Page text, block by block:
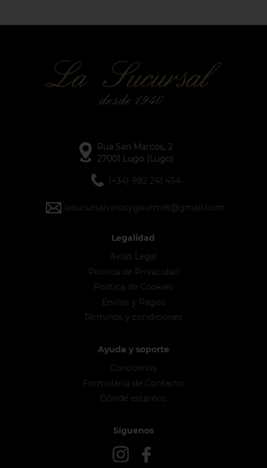
Rúa San Marcos, 2
27001 Lugo (Lugo)
(+34) 982 241 454
lasucursalvinosygourmet@gmail.com
Legalidad
Aviso Legal
Política de Privacidad
Política de Cookies
Envíos y Pagos
Términos y condiciones
Ayuda y soporte
Conócenos
Formulario de Contacto
Dónde estamos
Síguenos